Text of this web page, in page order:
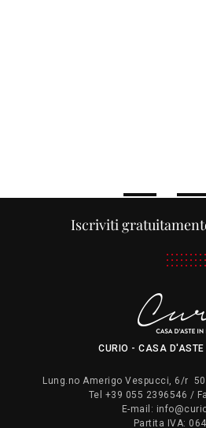
Iscriviti
CURIO - CASA D'ASTE
Lung.no Amerigo Vespucci, 6/r
Tel +39 055 2396546 /
E-mail:
Partita IVA: